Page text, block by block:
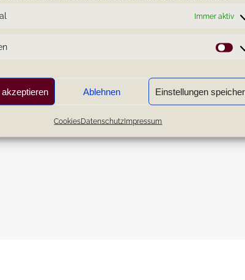
Immer aktiv
Ablehnen Einstellungen
CookiesDatenschutzImpressum
den Tag versüßt.
Zeit“ für Dich.
Du Dir selber widmest.